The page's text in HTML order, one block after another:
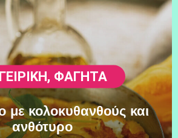
, ΦΑΓΗΤΆ
με κολοκυθανθούς και
ανθότυρο